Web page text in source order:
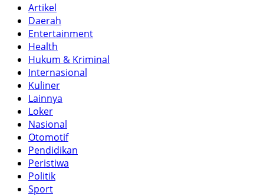
Artikel
Daerah
Entertainment
Health
Hukum & Kriminal
Internasional
Kuliner
Lainnya
Loker
Nasional
Otomotif
Pendidikan
Peristiwa
Politik
Sport